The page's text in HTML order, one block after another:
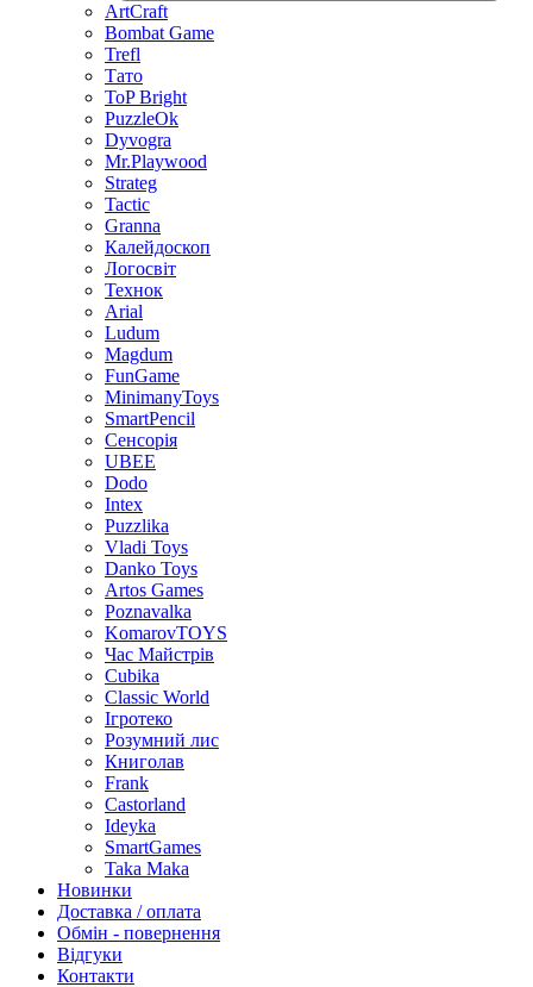
ArtCraft
Bombat Game
Trefl
Тато
ToP Bright
PuzzleOk
Dyvogra
Mr.Playwood
Strateg
Tactic
Granna
Калейдоскоп
Логосвіт
Технок
Arial
Ludum
Magdum
FunGame
MinimanyToys
SmartPencil
Сенсорія
UBEE
Dodo
Intex
Puzzlika
Vladi Toys
Danko Toys
Artos Games
Poznavalka
KomarovTOYS
Час Майстрів
Cubika
Classic World
Ігротеко
Розумний лис
Книголав
Frank
Castorland
Ideyka
SmartGames
Taka Maka
Новинки
Доставка / оплата
Обмін - повернення
Відгуки
Контакти